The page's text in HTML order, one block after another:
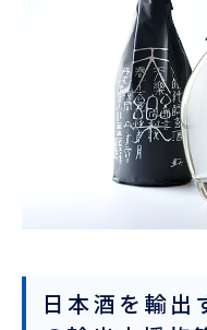
日本酒を輸出